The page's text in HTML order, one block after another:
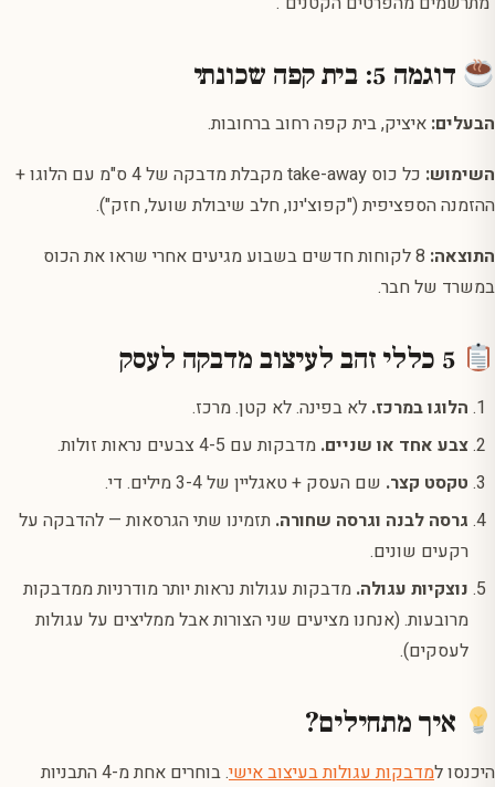
דוגמה 5: בית קפה שכונתי
הבעלים: איציק, בית קפה רחוב ברחובות.
השימוש:
כל כוס take-away מקבלת מדבקה של 4 ס"מ עם הלוגו +
ההזמנה הספציפית ("קפוצ'ינו, חלב שיבולת שועל, חזק").
התוצאה:
8 לקוחות חדשים בשבוע מגיעים אחרי שראו את הכוס
במשרד של חבר.
הלוגו במרכז. לא בפינה. לא קטן. מרכז.
צבע אחד או שניים. מדבקות עם 4-5 צבעים נראות זולות.
טקסט קצר. שם העסק + טאגליין של 3-4 מילים. די.
גרסה לבנה וגרסה שחורה. תזמינו שתי הגרסאות — להדבקה על
רקעים שונים.
נוצקיות עגולה. מדבקות עגולות נראות יותר מודרניות ממדבקות
מרובעות. (אנחנו מציעים שני הצורות אבל ממליצים על עגולות
לעסקים).
איך מתחילים?
היכנסו למדבקות עגולות בעיצוב אישי
. בוחרים אחת מ-4 התבניות